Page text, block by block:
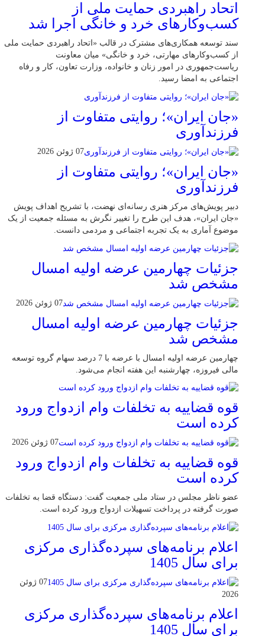
اتحاد راهبردی حمایت ملی از
کسب‌وکارهای خرد و خانگی اجرا شد
سند توسعه همکاری‌های مشترک در قالب «اتحاد راهبردی حمایت ملی
از کسب‌وکارهای مهارتی، خرد و خانگی» میان معاونت
ریاست‌جمهوری در امور زنان و خانواده، وزارت تعاون، کار و رفاه
اجتماعی به امضا رسید.
«جان ایران»؛ روایتی متفاوت از
فرزندآوری
07 ژوئن 2026
«جان ایران»؛ روایتی متفاوت از
فرزندآوری
دبیر پویش‌های مرکز هنری رسانه‌ای نهضت، با تشریح اهداف پویش
«جان ایران»، هدف این طرح را تغییر نگرش به مسئله جمعیت از یک
موضوع آماری به یک تجربه اجتماعی و مردمی دانست.
جزئیات چهارمین عرضه اولیه امسال
مشخص شد
07 ژوئن 2026
جزئیات چهارمین عرضه اولیه امسال
مشخص شد
چهارمین عرضه اولیه امسال با عرضه با 7 درصد سهام گروه توسعه
مالی فیروزه، چهارشنبه این هفته انجام می‌شود.
قوه قضاییه به تخلفات وام ازدواج ورود
کرده است
07 ژوئن 2026
قوه قضاییه به تخلفات وام ازدواج ورود
کرده است
عضو ناظر مجلس در ستاد ملی جمعیت گفت: دستگاه قضا به تخلفات
صورت گرفته در پرداخت تسهیلات ازدواج ورود کرده است.
اعلام برنامه‌های سپرده‌گذاری مرکزی
برای سال 1405
07 ژوئن
2026
اعلام برنامه‌های سپرده‌گذاری مرکزی
برای سال 1405